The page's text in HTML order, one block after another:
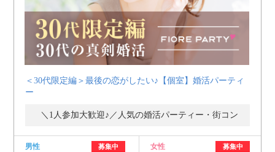
＜30代限定編＞最後の恋がしたい♪【個室】婚活パーティ
ー
＼1人参加大歓迎♪／人気の婚活パーティー・街コン
男性 募集中 女性 募集中